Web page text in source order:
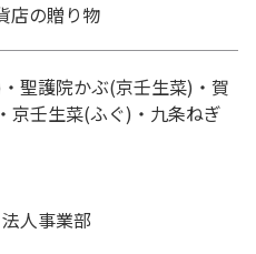
店の贈り物
聖護院かぶ(京壬生菜)・賀
壬生菜(ふぐ)・九条ねぎ
人事業部